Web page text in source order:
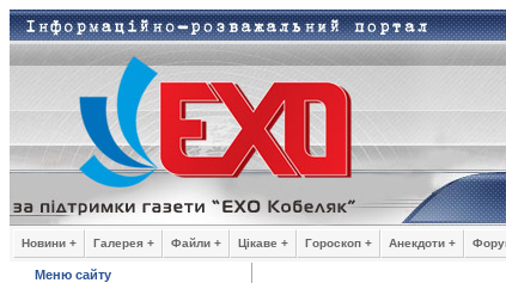
Новини + Галерея + Файли + Цікаве + Гороскоп + Анекдоти +
Меню сайту